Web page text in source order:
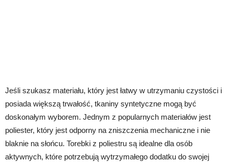
Jeśli szukasz materiału, który jest łatwy w utrzymaniu czystości i
posiada większą trwałość, tkaniny syntetyczne mogą być
doskonałym wyborem. Jednym z popularnych materiałów jest
poliester, który jest odporny na zniszczenia mechaniczne i nie
blaknie na słońcu. Torebki z poliestru są idealne dla osób
aktywnych, które potrzebują wytrzymałego dodatku do swojej